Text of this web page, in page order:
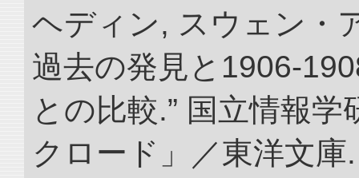
ヘディン, スウェン・
過去の発見と1906-
との比較.” 国立情報
クロード」／東洋文